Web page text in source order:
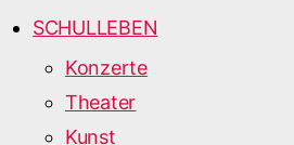
SCHULLEBEN
Konzerte
Theater
Kunst